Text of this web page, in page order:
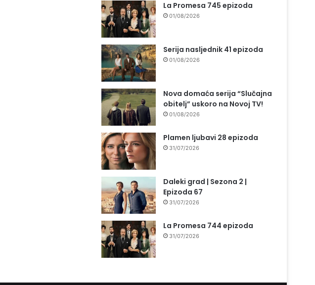
La Promesa 745 epizoda
01/08/2026
Serija nasljednik 41 epizoda
01/08/2026
Nova domaća serija “Slučajna
obitelj” uskoro na Novoj TV!
01/08/2026
Plamen ljubavi 28 epizoda
31/07/2026
Daleki grad | Sezona 2 |
Epizoda 67
31/07/2026
La Promesa 744 epizoda
31/07/2026